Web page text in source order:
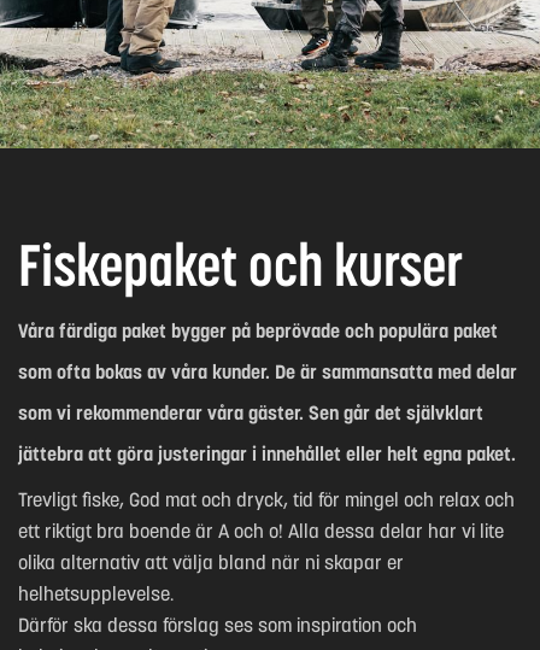
Fiskepaket och kurser
Våra färdiga paket bygger på beprövade och populära paket
som ofta bokas av våra kunder. De är sammansatta med delar
som vi rekommenderar våra gäster. Sen går det självklart
jättebra att göra justeringar i innehållet eller helt egna paket.
Trevligt fiske, God mat och dryck, tid för mingel och relax och
ett riktigt bra boende är A och o! Alla dessa delar har vi lite
olika alternativ att välja bland när ni skapar er
helhetsupplevelse.
Därför ska dessa förslag ses som inspiration och